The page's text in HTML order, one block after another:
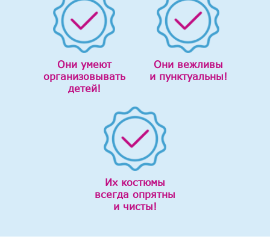
Они умеют
организовывать
детей!
Они вежливы
и пунктуальны!
Их костюмы
всегда опрятны
и чисты!